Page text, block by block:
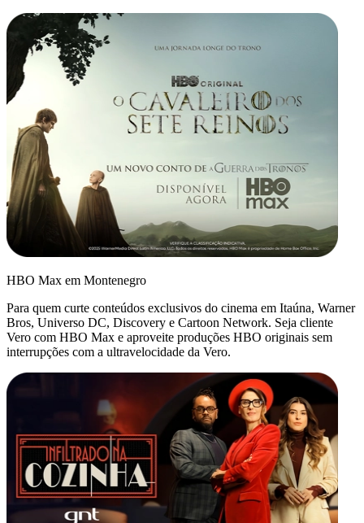
HBO Max em Montenegro
Para quem curte conteúdos exclusivos do cinema em Itaúna, Warner
Bros, Universo DC, Discovery e Cartoon Network. Seja cliente
Vero com HBO Max e aproveite produções HBO originais sem
interrupções com a ultravelocidade da Vero.